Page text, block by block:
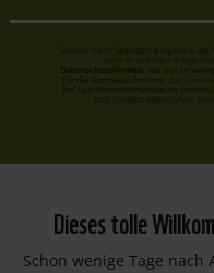
Datenschutzhinweis:
Dieses tolle
Schon wenige Tage